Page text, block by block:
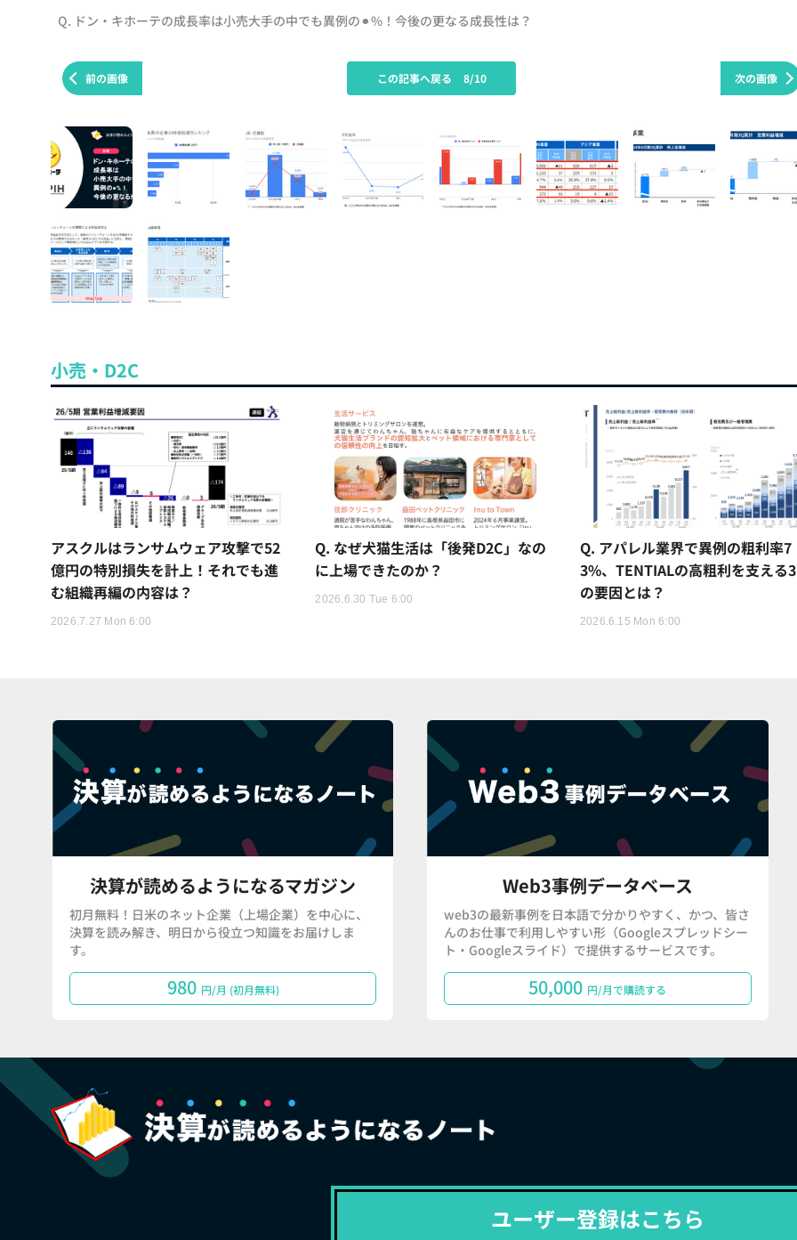
Q. ドン・キホーテの成長率は小売大手の中でも異例の⚫︎%！今後の更なる成長性は？
前の画像 次の画像
この記事へ戻る 8/10
小売・D2C
アスクルはランサムウェア攻撃で52
億円の特別損失を計上！それでも進
む組織再編の内容は？
2026.7.27 Mon 6:00
Q. なぜ犬猫生活は「後発D2C」なの
に上場できたのか？
2026.6.30 Tue 6:00
Q. アパレル業界で異例の粗利率7
3%、TENTIALの高粗利を支える
の要因とは？
2026.6.15 Mon 6:00
決算が読めるようになるマガジン
初月無料！日米のネット企業（上場企業）を中心に、
決算を読み解き、明日から役立つ知識をお届けしま
す。
980 円/月 (初月無料)
Web3事例データベース
web3の最新事例を日本語で分かりやすく、かつ、皆さ
んのお仕事で利用しやすい形（Googleスプレッドシー
ト・Googleスライド）で提供するサービスです。
50,000 円/月で購読する
ユーザー登録はこちら